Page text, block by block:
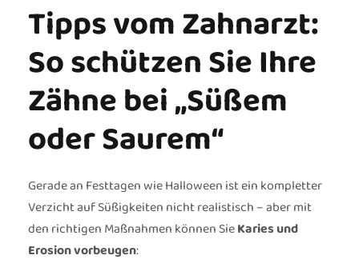
Tipps vom Zahnarzt:
So schützen Sie Ihre
Zähne bei „Süßem
oder Saurem“
Gerade an Festtagen wie Halloween ist ein kompletter
Verzicht auf Süßigkeiten nicht realistisch – aber mit
den richtigen Maßnahmen können SieKaries und
Erosion vorbeugen: